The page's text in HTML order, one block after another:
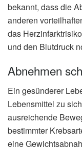
bekannt, dass die
anderen
das
und den Blutdruck
Abnehmen
Ein gesünderer
Lebensmittel zu
ausreichende
bestimmter
eine